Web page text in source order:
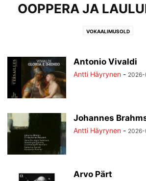
OOPPERA JA
VOKAALIMUSOLD
Antonio Vivaldi
Antti Häyrynen -
Johannes
Antti Häyrynen -
Arvo Pärt